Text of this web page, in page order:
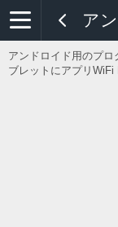
ア
アンドロイド用のプ
ブレットにアプリWiFi